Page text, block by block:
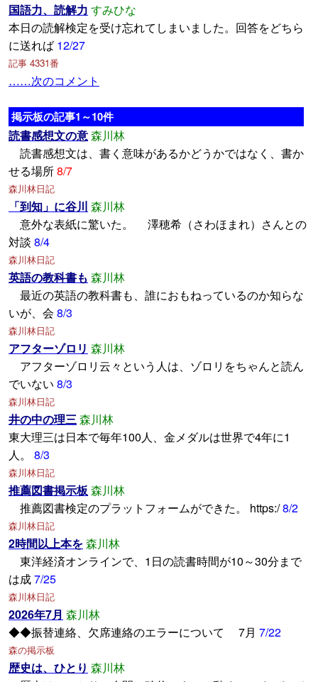
国語力、読解力 すみひな
本日の読解検定を受け忘れてしまいました。回答をどちら
に送れば 12/27
記事 4331番
……次のコメント
掲示板の記事1～10件
読書感想文の意森川林
読書感想文は、書く意味があるかどうかではなく、書か
せる場所8/7
森川林日記
「到知」に谷川 森川林
意外な表紙に驚いた。 澤穂希（さわほまれ）さんとの
対談 8/4
森川林日記
英語の教科書も 森川林
最近の英語の教科書も、誰におもねっているのか知らな
いが、会 8/3
森川林日記
アフターゾロリ 森川林
アフターゾロリ云々という人は、ゾロリをちゃんと読ん
でいない 8/3
森川林日記
井の中の理三森川林
東大理三は日本で毎年100人、金メダルは世界で4年に1
人。 8/3
森川林日記
推薦図書掲示板森川林
推薦図書検定のプラットフォームができた。 https:/8/2
森川林日記
2時間以上本を森川林
東洋経済オンラインで、1日の読書時間が10～30分まで
は成7/25
森川林日記
2026年7月 森川林
◆◆振替連絡、欠席連絡のエラーについて 7月 7/22
森の掲示板
歴史は、ひとり 森川林